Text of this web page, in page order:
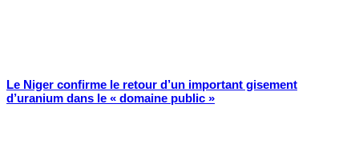
Le Niger confirme le retour d’un important gisement
d’uranium dans le « domaine public »